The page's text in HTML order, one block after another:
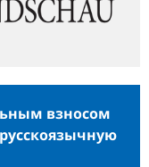
взносом